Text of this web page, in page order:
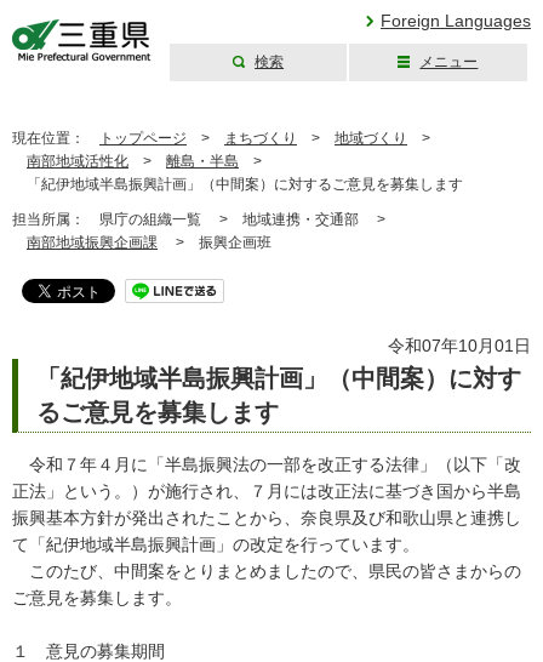
Foreign Languages
検索 メニュー
現在位置： トップページ > まちづくり > 地域づくり
>
南部地域活性化 > 離島・半島 >
「紀伊地域半島振興計画」（中間案）に対するご意見を募集します
担当所属： 県庁の組織一覧 > 地域連携・交通部 >
南部地域振興企画課 > 振興企画班
令和07年10月01日
「紀伊地域半島振興計画」（中間案）に対す
るご意見を募集します
令和７年４月に「半島振興法の一部を改正する法律」（以下「改
正法」という。）が施行され、７月には改正法に基づき国から半島
振興基本方針が発出されたことから、奈良県及び和歌山県と連携し
て「紀伊地域半島振興計画」の改定を行っています。
このたび、中間案をとりまとめましたので、県民の皆さまからの
ご意見を募集します。
１ 意見の募集期間